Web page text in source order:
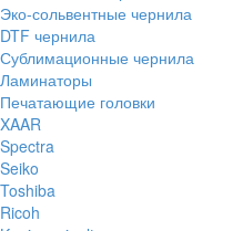
Эко-сольвентные чернила
DTF чернила
Сублимационные чернила
Ламинаторы
Печатающие головки
XAAR
Spectra
Seiko
Toshiba
Ricoh